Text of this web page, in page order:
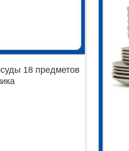
18 предметов